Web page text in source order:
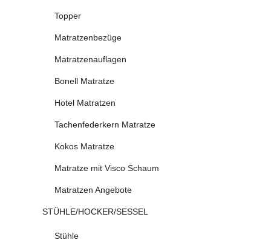
Topper
Matratzenbezüge
Matratzenauflagen
Bonell Matratze
Hotel Matratzen
Tachenfederkern Matratze
Kokos Matratze
Matratze mit Visco Schaum
Matratzen Angebote
STÜHLE/HOCKER/SESSEL
Stühle